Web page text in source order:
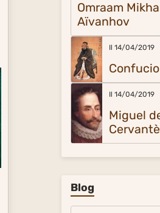
Omraam
Aïvanhov
Il 14/04/2019
Confucio
Il 14/04/2019
Miguel
Blog